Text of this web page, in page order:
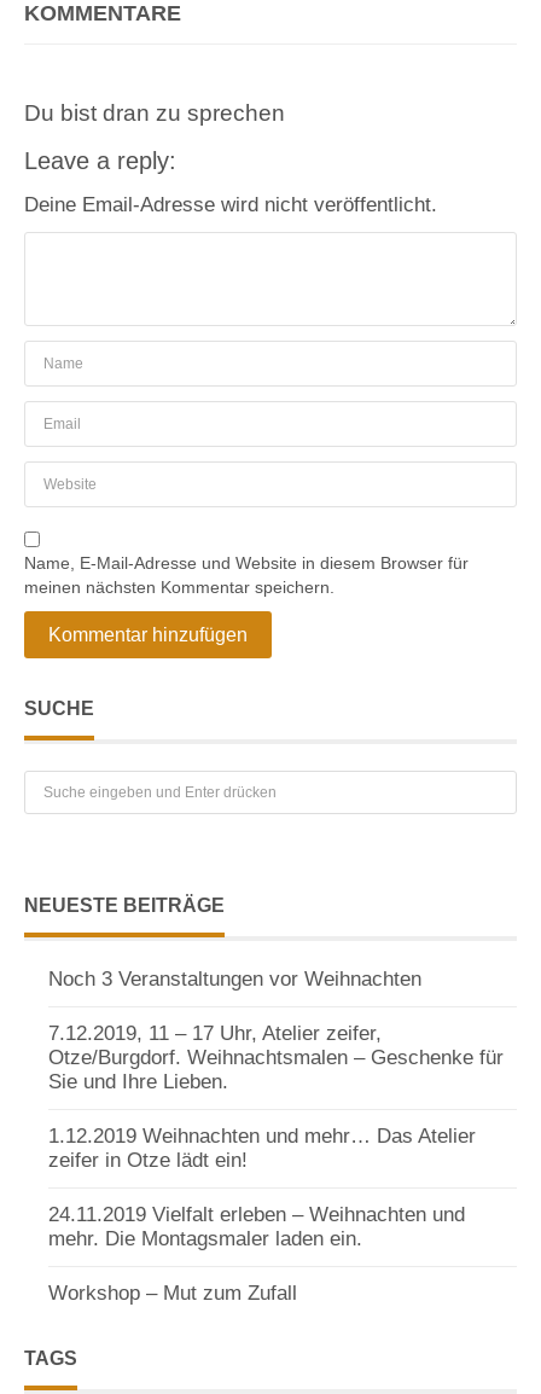
KOMMENTARE
Du bist dran zu sprechen
Leave a reply:
Deine Email-Adresse wird nicht veröffentlicht.
Name, E-Mail-Adresse und Website in diesem Browser für
meinen nächsten Kommentar speichern.
SUCHE
NEUESTE BEITRÄGE
Noch 3 Veranstaltungen vor Weihnachten
7.12.2019, 11 – 17 Uhr, Atelier zeifer,
Otze/Burgdorf. Weihnachtsmalen – Geschenke für
Sie und Ihre Lieben.
1.12.2019 Weihnachten und mehr… Das Atelier
zeifer in Otze lädt ein!
24.11.2019 Vielfalt erleben – Weihnachten und
mehr. Die Montagsmaler laden ein.
Workshop – Mut zum Zufall
TAGS